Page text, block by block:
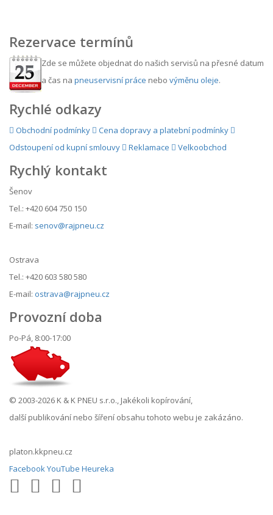
Rezervace termínů
Zde se můžete objednat do našich servisů na přesné datum
a čas na pneuservisní práce nebo výměnu oleje.
Rychlé odkazy
Obchodní podmínky
Cena dopravy a platební podmínky
Odstoupení od kupní smlouvy
Reklamace Velkoobchod
Rychlý kontakt
Šenov
Tel.: +420 604 750 150
E-mail: senov@rajpneu.cz
Ostrava
Tel.: +420 603 580 580
E-mail: ostrava@rajpneu.cz
Provozní doba
Po-Pá, 8:00-17:00
© 2003-2026 K & K PNEU s.r.o., Jakékoli kopírování,
další publikování nebo šíření obsahu tohoto webu je zakázáno.
platon.kkpneu.cz
FacebookYouTube Heureka